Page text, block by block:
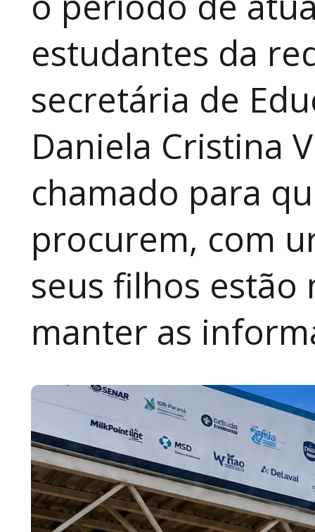
estudantes da
secretária de
Daniela Cristina
chamado para
procurem, com
seus filhos
manter as